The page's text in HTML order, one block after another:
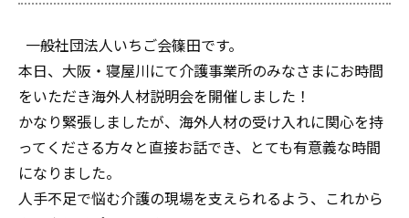
一般社団法人いちご会篠田です。
本日、大阪・寝屋川にて介護事業所のみなさまにお時間
をいただき海外人材説明会を開催しました！
かなり緊張しましたが、海外人材の受け入れに関心を持
ってくださる方々と直接お話でき、とても有意義な時間
になりました。
人手不足で悩む介護の現場を支えられるよう、これから